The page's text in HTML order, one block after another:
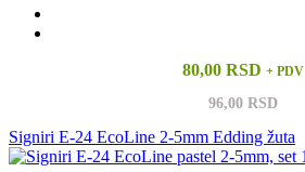
80,00 RSD + PDV
96,00 RSD
Signiri E-24 EcoLine 2-5mm Edding žuta